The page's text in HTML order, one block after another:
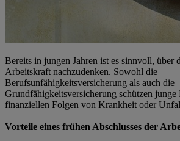
Bereits in jungen Jahren ist es sinnvoll, über
Arbeitskraft nachzudenken. Sowohl die
Berufsunfähigkeitsversicherung als auch die
Grundfähigkeitsversicherung schützen junge
finanziellen Folgen von Krankheit oder
Vorteile eines frühen Abschlusses der